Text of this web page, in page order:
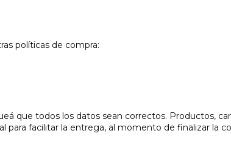
políticas de compra:
que todos los datos sean correctos. Productos,
para facilitar la entrega, al momento de finalizar la